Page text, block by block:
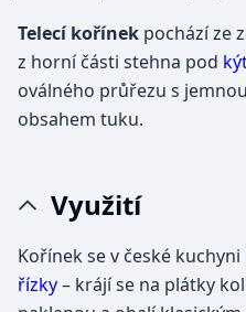
Telecí kořínek pochází ze
z horní části stehna pod
oválného průřezu s
obsahem tuku.
Využití
Kořínek se v české
řízky– krájí se na plátky